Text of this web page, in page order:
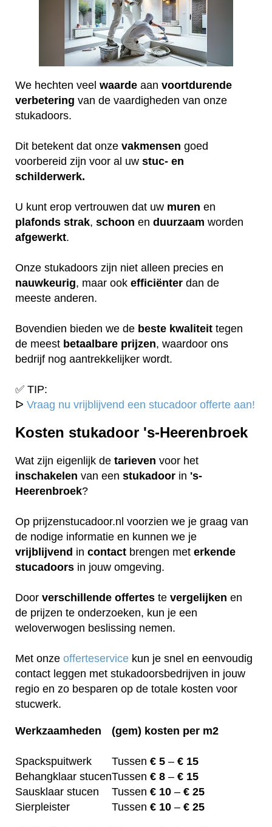
We hechten veel waarde aan voortdurende
verbetering van de vaardigheden van onze
stukadoors.
Dit betekent dat onze vakmensen goed
voorbereid zijn voor al uw stuc- en
schilderwerk.
U kunt erop vertrouwen dat uw muren en
plafonds strak, schoon en duurzaam worden
afgewerkt.
Onze stukadoors zijn niet alleen precies en
nauwkeurig, maar ook efficiënter dan de
meeste anderen.
Bovendien bieden we de beste kwaliteit tegen
de meest betaalbare prijzen, waardoor ons
bedrijf nog aantrekkelijker wordt.
✅ TIP:
ᐅ Vraag nu vrijblijvend een stucadoor offerte aan!
Kosten stukadoor 's-Heerenbroek
Wat zijn eigenlijk de tarieven voor het
inschakelen van een stukadoor in 's-
Heerenbroek?
Op prijzenstucadoor.nl voorzien we je graag van
de nodige informatie en kunnen we je
vrijblijvend in contact brengen met erkende
stucadoors in jouw omgeving.
Door verschillende offertes te vergelijken en
de prijzen te onderzoeken, kun je een
weloverwogen beslissing nemen.
Met onze offerteservice kun je snel en eenvoudig
contact leggen met stukadoorsbedrijven in jouw
regio en zo besparen op de totale kosten voor
stucwerk.
Werkzaamheden (gem) kosten per m2
Spackspuitwerk Tussen € 5 – € 15
Behangklaar stucenTussen € 8 – € 15
Sausklaar stucen
Tussen € 10 – € 25
Sierpleister
Tussen € 10 – € 25